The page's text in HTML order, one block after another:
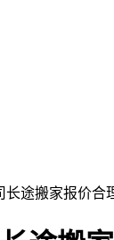
长途搬家报价合